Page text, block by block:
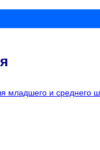
младшего и среднего